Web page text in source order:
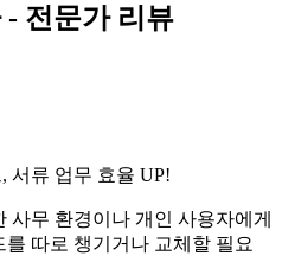
- 전문가 리뷰
서류 업무 효율 UP!
사무 환경이나 개인 사용자에게
따로 챙기거나 교체할 필요